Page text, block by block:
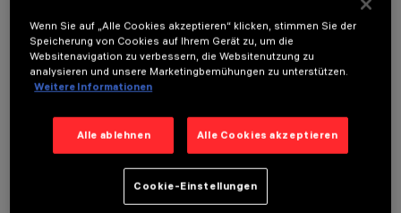
PROFILO
OPTIONALE KOMPONENTEN
Wenn Sie auf „Alle Cookies akzeptieren“ klicken, stimmen Sie der
Speicherung von Cookies auf Ihrem Gerät zu, um die
Websitenavigation zu verbessern, die Websitenutzung zu
analysieren und unsere Marketingbemühungen zu unterstützen.
Weitere Informationen
Alle ablehnen Alle Cookies akzeptieren
Cookie-Einstellungen